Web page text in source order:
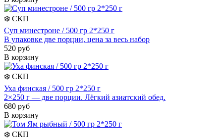
❄️ СКП
Суп минестроне / 500 гр 2*250 г
В упаковке две порции, цена за весь набор
520 руб
В корзину
❄️ СКП
Уха финская / 500 гр 2*250 г
2×250 г — две порции. Лёгкий азиатский обед.
680 руб
В корзину
❄️ СКП